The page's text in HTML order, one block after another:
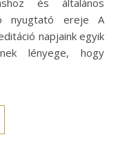
nyugtató ereje A
napjaink egyik
lényege, hogy